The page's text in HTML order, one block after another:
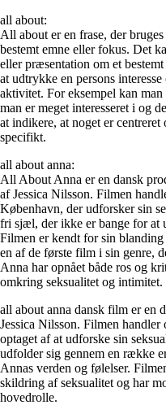
all about:
All about er en frase, der
bestemt emne eller fokus. Det
eller præsentation om et
at udtrykke en persons
aktivitet. For eksempel kan
man er meget interesseret i og
at indikere, at noget er
specifikt.
all about anna:
All About Anna er en dansk
af Jessica Nilsson. Filmen
København, der udforsker sin
fri sjæl, der ikke er bange for at
Filmen er kendt for sin
en af de første film i sin genre,
Anna har opnået både ros og
omkring seksualitet og intimitet.
all about anna dansk film er en
Jessica Nilsson. Filmen
optaget af at udforske sin
udfolder sig gennem en række
Annas verden og følelser.
skildring af seksualitet og har
hovedrolle.